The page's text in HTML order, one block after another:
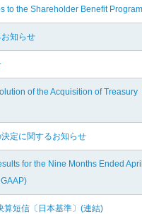
to the Shareholder Benefit Program
知らせ
of the Acquisition of Treasury
定に関するお知らせ
for the Nine Months Ended
算短信〔日本基準〕(連結)